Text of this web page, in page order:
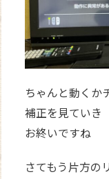
ちゃんと動くか
補正を見ていき
お終いですね
さてもう片方の